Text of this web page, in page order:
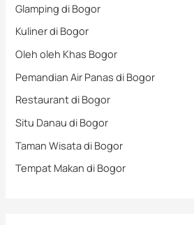
Glamping di Bogor
Kuliner di Bogor
Oleh oleh Khas Bogor
Pemandian Air Panas di Bogor
Restaurant di Bogor
Situ Danau di Bogor
Taman Wisata di Bogor
Tempat Makan di Bogor